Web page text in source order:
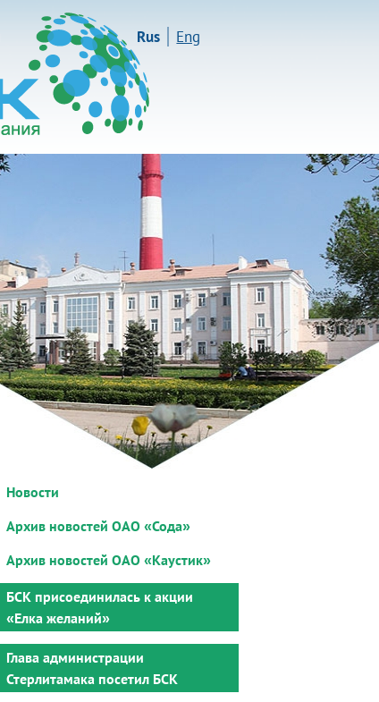
Rus Eng
Новости
Архив новостей ОАО «Сода»
Архив новостей ОАО «Каустик»
БСК присоединилась к акции
«Елка желаний»
Глава администрации
Стерлитамака посетил БСК